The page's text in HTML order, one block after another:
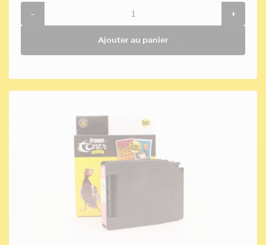
- +
Ajouter au panier